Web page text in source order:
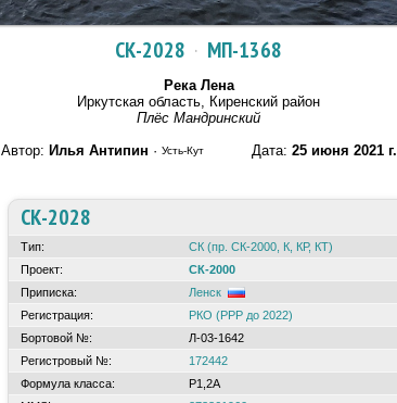
СК-2028 · МП-1368
Река Лена
Иркутская область, Киренский район
Плёс Мандринский
Автор: Илья Антипин · Усть-КутДата: 25 июня 2021 г.
СК-2028
Тип:
СК (пр. СК-2000, К, КР, КТ)
Проект:
СК-2000
Приписка:
Ленск
Регистрация:
РКО (РРР до 2022)
Бортовой №:
Л-03-1642
Регистровый №:
172442
Формула класса:
Р1,2А